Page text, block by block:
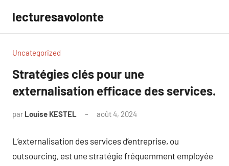
contenu
lecturesavolonte
Uncategorized
Stratégies clés pour une
externalisation efficace des services.
par Louise KESTEL août 4, 2024
L’externalisation des services d’entreprise, ou
outsourcing, est une stratégie fréquemment employée